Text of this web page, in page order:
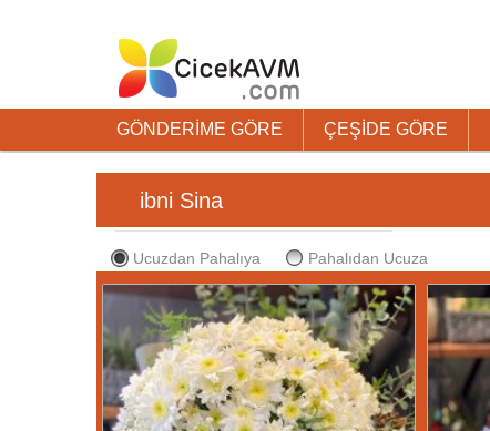
GÖNDERİME GÖRE ÇEŞİDE GÖRE
ibni Sina
Ucuzdan Pahalıya Pahalıdan Ucuza